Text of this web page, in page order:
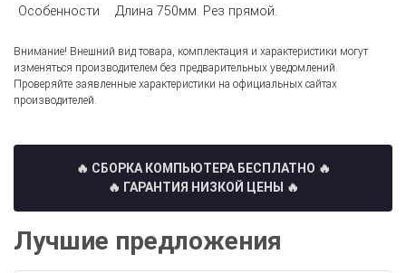
Особенности Длина 750мм. Рез прямой.
Внимание! Внешний вид товара, комплектация и характеристики могут
изменяться производителем без предварительных уведомлений.
Проверяйте заявленные характеристики на официальных сайтах
производителей.
🔥 СБОРКА КОМПЬЮТЕРА БЕСПЛАТНО 🔥
🔥 ГАРАНТИЯ НИЗКОЙ ЦЕНЫ 🔥
Лучшие предложения